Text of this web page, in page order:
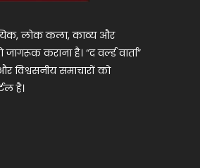
लोक कला, काव्य और
कराना है। “द वर्ल्ड वार्ता”
विश्वसनीय समाचारों को
है।